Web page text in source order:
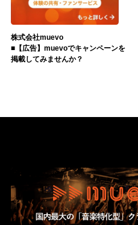
株式会社muevo
■【広告】muevoでキャンペーンを
掲載してみませんか？